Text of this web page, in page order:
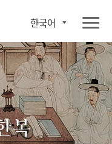
한국어
복